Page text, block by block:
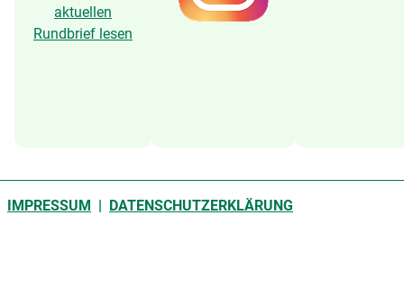
aktuellen
Rundbrief lesen
IMPRESSUM | DATENSCHUTZERKLÄRUNG